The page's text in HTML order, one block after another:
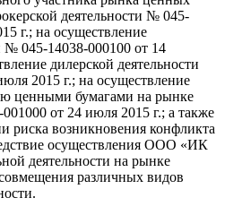
деятельности № 045-
г.; на осуществление
№ 045-14038-000100 от 14
дилерской деятельности
2015 г.; на осуществление
ценными бумагами на рынке
001000 от 24 июля 2015 г.; а также
риска возникновения конфликта
осуществления ООО «ИК
деятельности на рынке
различных видов